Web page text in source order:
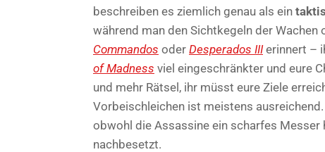
beschreiben es ziemlich genau als ein
während man den Sichtkegeln der Wachen
Commandos oder Desperados IIIerinnert –
of Madness viel eingeschränkter und eure
und mehr Rätsel, ihr müsst eure Ziele
Vorbeischleichen ist meistens
obwohl die Assassine ein scharfes
nachbesetzt.